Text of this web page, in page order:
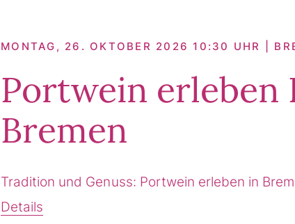
MONTAG, 26. OKTOBER 2026 10:30 UHR |
Portwein erleben
Bremen
Tradition und Genuss: Portwein erleben in
Details